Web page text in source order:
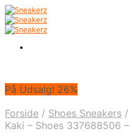
På Udsalg! 26%
Forside / Shoes Sneakers /
Kaki – Shoes 337688506